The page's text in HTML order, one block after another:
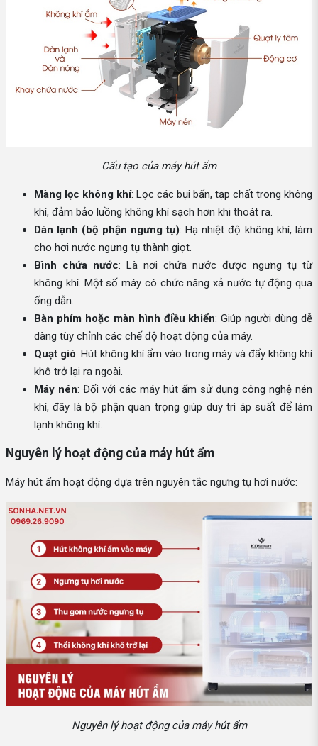
Cấu tạo của máy hút ẩm
Màng lọc không khí: Lọc các bụi bẩn, tạp chất trong không
khí, đảm bảo luồng không khí sạch hơn khi thoát ra.
Dàn lạnh (bộ phận ngưng tụ): Hạ nhiệt độ không khí, làm
cho hơi nước ngưng tụ thành giọt.
Bình chứa nước: Là nơi chứa nước được ngưng tụ từ
không khí. Một số máy có chức năng xả nước tự động qua
ống dẫn.
Bàn phím hoặc màn hình điều khiển: Giúp người dùng dễ
dàng tùy chỉnh các chế độ hoạt động của máy.
Quạt gió: Hút không khí ẩm vào trong máy và đẩy không khí
khô trở lại ra ngoài.
Máy nén: Đối với các máy hút ẩm sử dụng công nghệ nén
khí, đây là bộ phận quan trọng giúp duy trì áp suất để làm
lạnh không khí.
Nguyên lý hoạt động của máy hút ẩm
Máy hút ẩm hoạt động dựa trên nguyên tắc ngưng tụ hơi nước:
Nguyên lý hoạt động của máy hút ẩm